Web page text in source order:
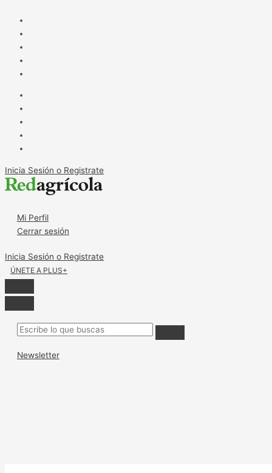
contenido
Inicia Sesión o Registrate
Mi Perfil
Cerrar sesión
Inicia Sesión o Registrate
ÚNETE A PLUS+
Newsletter
Berries
se
instala
en
México